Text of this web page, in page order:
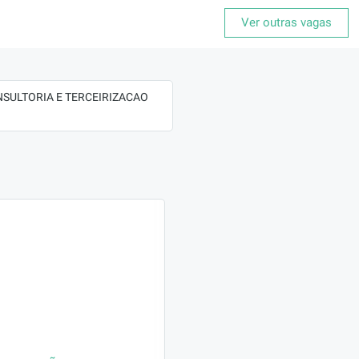
Ver outras vagas
E TERCEIRIZACAO